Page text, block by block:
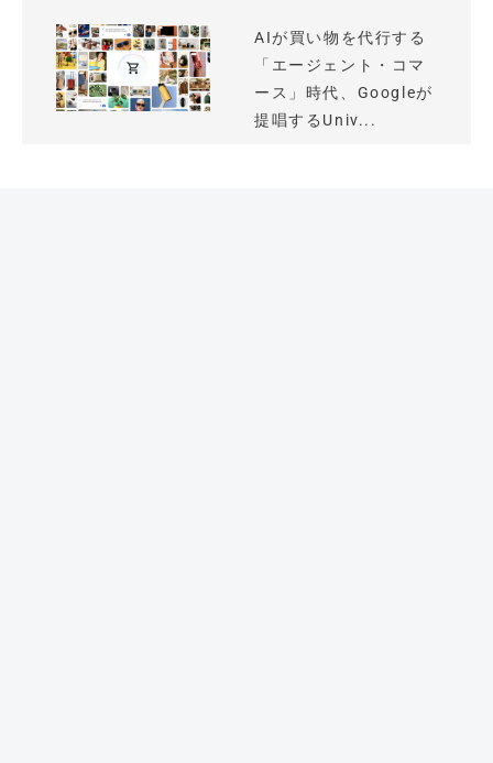
AIが買い物を代行する
「エージェント・コマ
ース」時代、Googleが
提唱するUniv...